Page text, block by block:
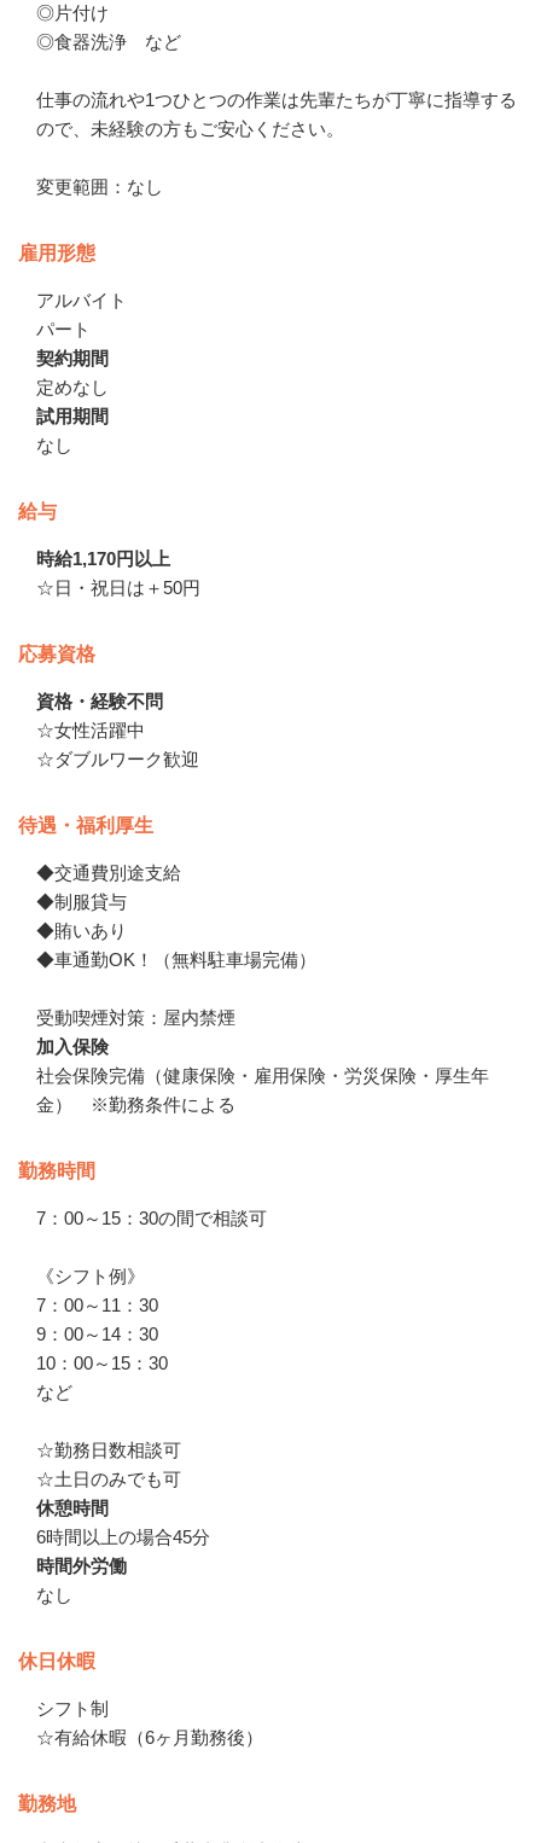
◎片付け
◎食器洗浄　など
仕事の流れや1つひとつの作業は先輩たちが丁寧に指導する
ので、未経験の方もご安心ください。
変更範囲：なし
雇用形態
アルバイト
パート
契約期間
定めなし
試用期間
なし
給与
時給1,170円以上
☆日・祝日は＋50円
応募資格
資格・経験不問
☆女性活躍中
☆ダブルワーク歓迎
待遇・福利厚生
◆交通費別途支給
◆制服貸与
◆賄いあり
◆車通勤OK！（無料駐車場完備）
受動喫煙対策：屋内禁煙
加入保険
社会保険完備（健康保険・雇用保険・労災保険・厚生年
金）　※勤務条件による
勤務時間
7：00～15：30の間で相談可
《シフト例》
7：00～11：30
9：00～14：30
10：00～15：30
など
☆勤務日数相談可
☆土日のみでも可
休憩時間
6時間以上の場合45分
時間外労働
なし
休日休暇
シフト制
☆有給休暇（6ヶ月勤務後）
勤務地